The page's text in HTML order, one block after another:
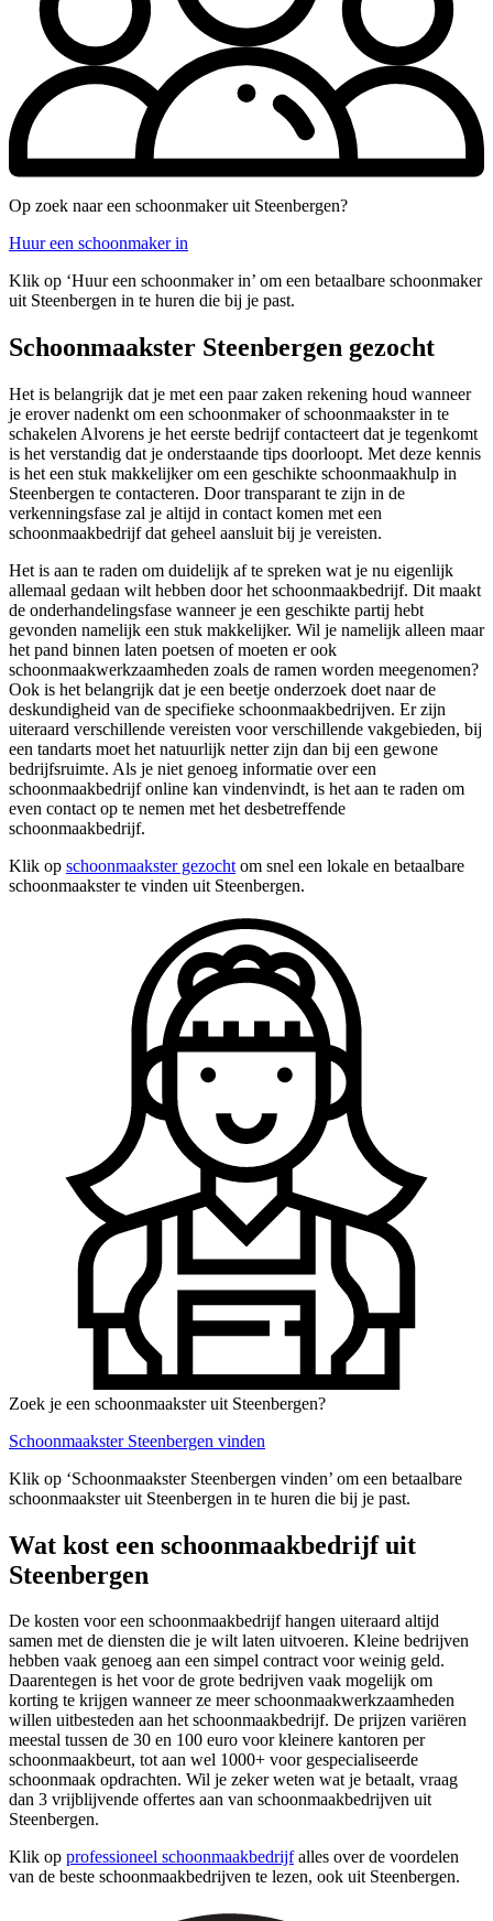
Op zoek naar een schoonmaker uit Steenbergen?
Huur een schoonmaker in
Klik op ‘Huur een schoonmaker in’ om een betaalbare schoonmaker
uit Steenbergen in te huren die bij je past.
Schoonmaakster Steenbergen gezocht
Het is belangrijk dat je met een paar zaken rekening houd wanneer
je erover nadenkt om een schoonmaker of schoonmaakster in te
schakelen Alvorens je het eerste bedrijf contacteert dat je tegenkomt
is het verstandig dat je onderstaande tips doorloopt. Met deze kennis
is het een stuk makkelijker om een geschikte schoonmaakhulp in
Steenbergen te contacteren. Door transparant te zijn in de
verkenningsfase zal je altijd in contact komen met een
schoonmaakbedrijf dat geheel aansluit bij je vereisten.
Het is aan te raden om duidelijk af te spreken wat je nu eigenlijk
allemaal gedaan wilt hebben door het schoonmaakbedrijf. Dit maakt
de onderhandelingsfase wanneer je een geschikte partij hebt
gevonden namelijk een stuk makkelijker. Wil je namelijk alleen maar
het pand binnen laten poetsen of moeten er ook
schoonmaakwerkzaamheden zoals de ramen worden meegenomen?
Ook is het belangrijk dat je een beetje onderzoek doet naar de
deskundigheid van de specifieke schoonmaakbedrijven. Er zijn
uiteraard verschillende vereisten voor verschillende vakgebieden, bij
een tandarts moet het natuurlijk netter zijn dan bij een gewone
bedrijfsruimte. Als je niet genoeg informatie over een
schoonmaakbedrijf online kan vindenvindt, is het aan te raden om
even contact op te nemen met het desbetreffende
schoonmaakbedrijf.
Klik op schoonmaakster gezocht om snel een lokale en betaalbare
schoonmaakster te vinden uit Steenbergen.
Zoek je een schoonmaakster uit Steenbergen?
Schoonmaakster Steenbergen vinden
Klik op ‘Schoonmaakster Steenbergen vinden’ om een betaalbare
schoonmaakster uit Steenbergen in te huren die bij je past.
Wat kost een schoonmaakbedrijf uit
Steenbergen
De kosten voor een schoonmaakbedrijf hangen uiteraard altijd
samen met de diensten die je wilt laten uitvoeren. Kleine bedrijven
hebben vaak genoeg aan een simpel contract voor weinig geld.
Daarentegen is het voor de grote bedrijven vaak mogelijk om
korting te krijgen wanneer ze meer schoonmaakwerkzaamheden
willen uitbesteden aan het schoonmaakbedrijf. De prijzen variëren
meestal tussen de 30 en 100 euro voor kleinere kantoren per
schoonmaakbeurt, tot aan wel 1000+ voor gespecialiseerde
schoonmaak opdrachten. Wil je zeker weten wat je betaalt, vraag
dan 3 vrijblijvende offertes aan van schoonmaakbedrijven uit
Steenbergen.
Klik op professioneel schoonmaakbedrijfalles over de voordelen
van de beste schoonmaakbedrijven te lezen, ook uit Steenbergen.